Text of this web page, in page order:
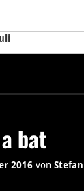
bat
2016 vonStefan